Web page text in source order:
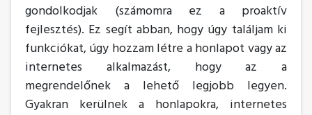
gondolkodjak (számomra ez a proaktív
fejlesztés). Ez segít abban, hogy úgy találjam ki
funkciókat, úgy hozzam létre a honlapot vagy az
internetes alkalmazást, hogy az a
megrendelőnek a lehető legjobb legyen.
Gyakran kerülnek a honlapokra, internetes